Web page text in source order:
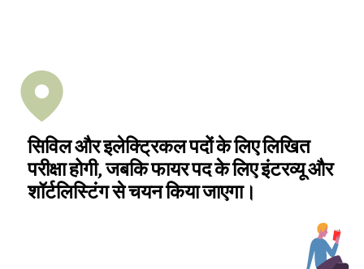
सिविल और इलेक्ट्रिकल पदों के लिए लिखित
परीक्षा होगी, जबकि फायर पद के लिए इंटरव्यू और
शॉर्टलिस्टिंग से चयन किया जाएगा।